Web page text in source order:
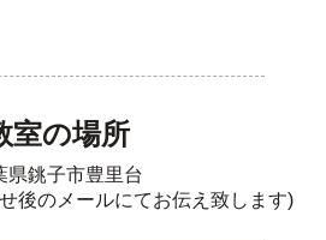
室の場所
県銚子市豊里台
後のメールにてお伝え致します)